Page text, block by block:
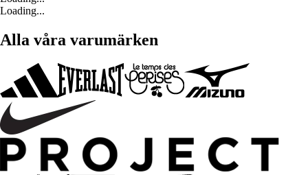
Loading...
Alla våra varumärken